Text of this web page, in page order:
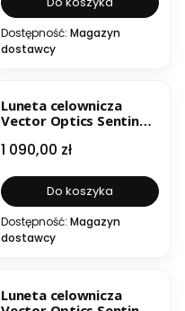
Dostępność: Magazyn
dostawcy
Luneta celownicza
Vector Optics Sentinel
Cena
1 090,00 zł
Do koszyka
Dostępność: Magazyn
dostawcy
Luneta celownicza